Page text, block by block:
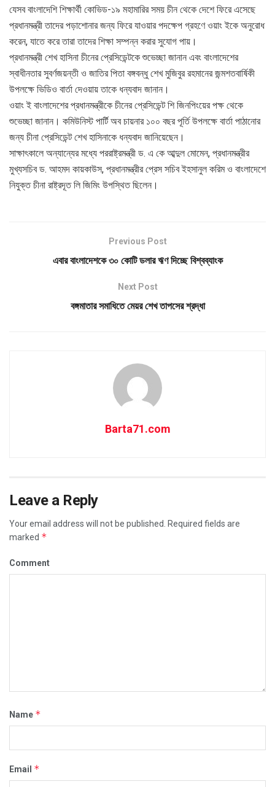
যেসব বাংলাদেশি শিক্ষার্থী কোভিড-১৯ মহামারির সময় চীন থেকে দেশে ফিরে এসেছে
প্রধানমন্ত্রী তাদের পড়াশোনার জন্য ফিরে যাওয়ার পদক্ষেপ গ্রহণে ওয়াং ইকে অনুরোধ
করেন, যাতে করে তারা তাদের শিক্ষা সম্পন্ন করার সুযোগ পায়।
প্রধানমন্ত্রী শেখ হাসিনা চীনের প্রেসিডেন্টকে শুভেচ্ছা জানান এবং বাংলাদেশের
স্বাধীনতার সুবর্ণজয়ন্তী ও জাতির পিতা বঙ্গবন্ধু শেখ মুজিবুর রহমানের জন্মশতবার্ষিকী
উপলক্ষে ভিডিও বার্তা দেওয়ায় তাকে ধন্যবাদ জানান।
ওয়াং ই বাংলাদেশের প্রধানমন্ত্রীকে চীনের প্রেসিডেন্ট শি জিনপিংয়ের পক্ষ থেকে
শুভেচ্ছা জানান। কমিউনিস্ট পার্টি অব চায়নার ১০০ বছর পূর্তি উপলক্ষে বার্তা পাঠানোর
জন্য চীনা প্রেসিডেন্ট শেখ হাসিনাকে ধন্যবাদ জানিয়েছেন।
সাক্ষাৎকালে অন্যান্যের মধ্যে পররাষ্ট্রমন্ত্রী ড. এ কে আব্দুল মোমেন, প্রধানমন্ত্রীর
মুখ্যসচিব ড. আহমদ কায়কাউস, প্রধানমন্ত্রীর প্রেস সচিব ইহসানুল করিম ও বাংলাদেশে
নিযুক্ত চীনা রাষ্ট্রদূত লি জিমিং উপস্থিত ছিলেন।
Previous Post
এবার বাংলাদেশকে ৩০ কোটি ডলার ঋণ দিচ্ছে বিশ্বব্যাংক
Next Post
বঙ্গমাতার সমাধিতে মেয়র শেখ তাপসের শ্রদ্ধা
Barta71.com
Leave a Reply
Your email address will not be published.
Required fields are
marked *
Comment
Name *
Email *